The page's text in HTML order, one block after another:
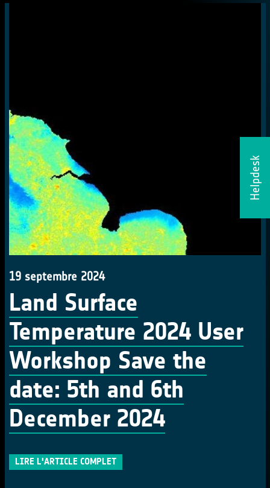
Helpdesk
19 septembre 2024
Land Surface
Temperature 2024 User
Workshop Save the
date: 5th and 6th
December 2024
LIRE L'ARTICLE COMPLET